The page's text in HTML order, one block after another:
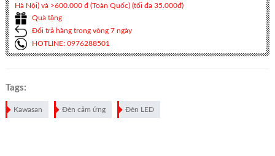
Hà Nội) và >600.000 đ (Toàn Quốc) (tối đa 35.000đ)
Quà tặng
Đổi trả hàng trong vòng 7 ngày
HOTLINE: 0976288501
Tags:
Kawasan Đèn cảm ứng Đèn LED